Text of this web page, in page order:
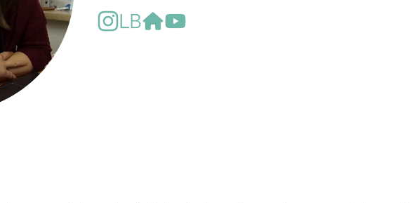
https://www.instagram.com/sophie.obwexer_autorin/
https://www.lovelybooks.de/autor/Sophie-Obwexer/
https://www.sophieobwexer.de/